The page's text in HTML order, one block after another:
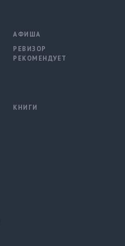
АФИША
РЕВИЗОР
РЕКОМЕНДУЕТ
КНИГИ